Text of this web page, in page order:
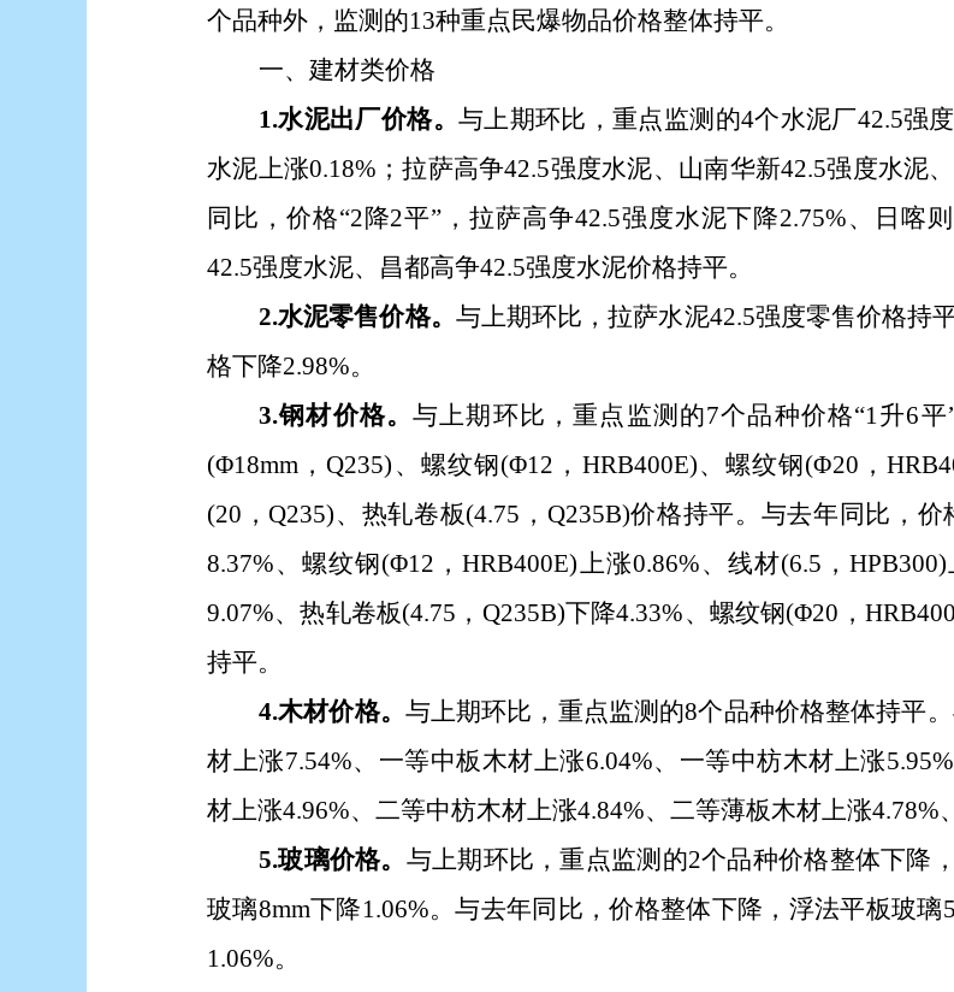
个品种外，监测的13种重点民爆物品价格整体持平。
一、建材类价格
1.水泥出厂价格。 与上期环比，重点监测的4个水泥厂42.5强
水泥上涨0.18%；拉萨高争42.5强度水泥、山南华新42.5强度水泥
同比，价格“2降2平”，拉萨高争42.5强度水泥下降2.75%、日喀
42.5强度水泥、昌都高争42.5强度水泥价格持平。
2.水泥零售价格。 与上期环比，拉萨水泥42.5强度零售价格持
格下降2.98%。
3.钢材价格。与上期环比，重点监测的7个品种价格“1升6
(Φ18mm，Q235)、螺纹钢(Φ12，HRB400E)、螺纹钢(Φ20，
(20，Q235)、热轧卷板(4.75，Q235B)价格持平。 与去年同比，价
8.37%、螺纹钢(Φ12，HRB400E)上涨0.86%、线材(6.5，
9.07%、热轧卷板(4.75，Q235B)下降4.33%、螺纹钢(Φ20，
持平。
4.木材价格。 与上期环比，重点监测的8个品种价格整体持平。
材上涨7.54%、一等中板木材上涨6.04%、一等中枋木材上涨
材上涨4.96%、二等中枋木材上涨4.84%、二等薄板木材上涨4.78%
5.玻璃价格。 与上期环比，重点监测的2个品种价格整体下降
玻璃8mm下降1.06%。与去年同比，价格整体下降，浮法平板玻璃
1.06%。